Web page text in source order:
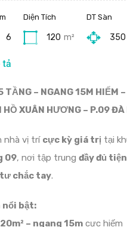
6
Diện Tích
120 m²
DT Sàn
350
tả
TẦNG – NGANG 15M HIẾM –
HỒ XUÂN HƯƠNG – P.09
nhà vị trí cực kỳ giá trị tại
09, nơi tập trung đầy đủ
chắc tay.
bật:
– ngang 15m cực hiếm